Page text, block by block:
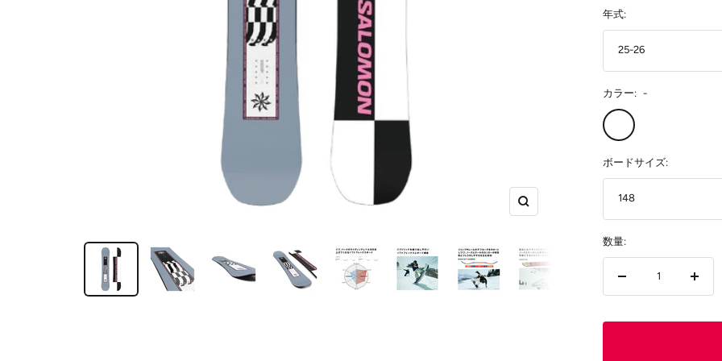
ズ
イ
ン
価
格
年式:
25-26
カラー: -
-
ボードサイズ:
148
数量:
を
数
を